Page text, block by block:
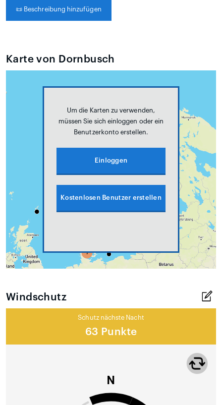
📜 Beschreibung hinzufügen
Karte von Dornbusch
Um die Karten zu verwenden,
müssen Sie sich einloggen oder ein
Benutzerkonto erstellen.
Einloggen
Kostenlosen Benutzer erstellen
Windschutz
Schutz nächste Nacht
63 Punkte
N